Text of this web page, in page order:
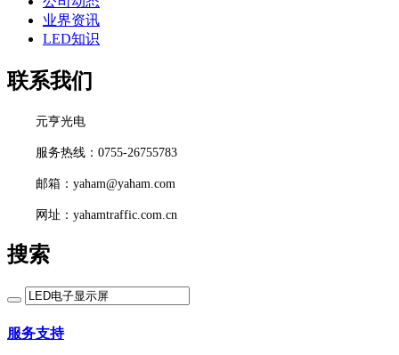
业界资讯
LED知识
联系我们
元亨光电
服务热线：0755-26755783
邮箱：yaham@yaham.com
网址：yahamtraffic.com.cn
搜索
服务支持